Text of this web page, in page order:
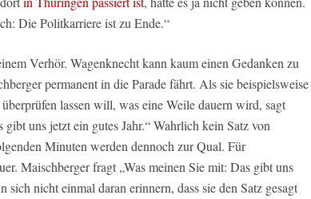
Die Politkarriere ist zu Ende.“
Verhör. Wagenknecht kann kaum einen Gedanken zu
permanent in die Parade fährt. Als sie beispielsweise
lassen will, was eine Weile dauern wird, sagt
gibt uns jetzt ein gutes Jahr.“ Wahrlich kein Satz von
Minuten werden dennoch zur Qual. Für
Maischberger fragt „Was meinen Sie mit: Das gibt uns
sich nicht einmal daran erinnern, dass sie den Satz gesagt